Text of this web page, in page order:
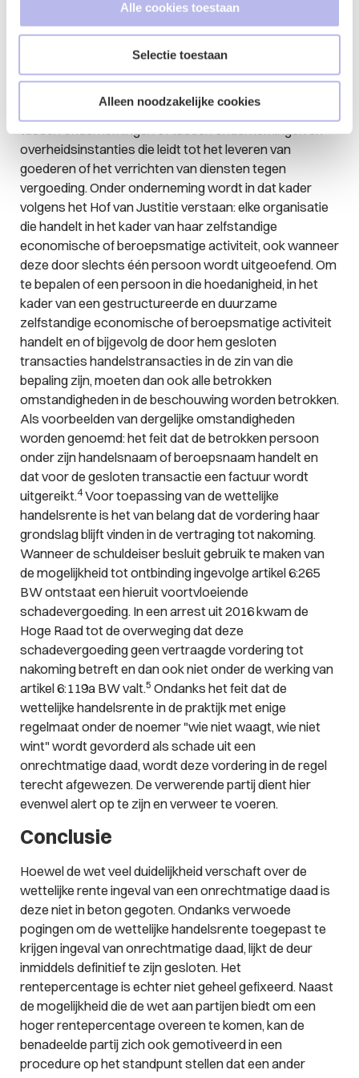
Alle cookies toestaan
Selectie toestaan
Alleen noodzakelijke cookies
oktober 2017 meer duidelijkheid verschaft over de
toepasselijkheid van de wettelijke handelsrente. Het
Gerechtshof verwijst naar een eerdere uitspraak van
het Hof van Justitie van de Europese Unie van 15
'handelstransactie' gedefinieerd als iedere transactie
overheidsinstanties die leidt tot het leveren van
goederen of het verrichten van diensten tegen
vergoeding. Onder onderneming wordt in dat kader
volgens het Hof van Justitie verstaan: elke organisatie
die handelt in het kader van haar zelfstandige
economische of beroepsmatige activiteit, ook wanneer
deze door slechts één persoon wordt uitgeoefend. Om
te bepalen of een persoon in die hoedanigheid, in het
kader van een gestructureerde en duurzame
zelfstandige economische of beroepsmatige activiteit
handelt en of bijgevolg de door hem gesloten
transacties handelstransacties in de zin van die
bepaling zijn, moeten dan ook alle betrokken
omstandigheden in de beschouwing worden betrokken.
Als voorbeelden van dergelijke omstandigheden
worden genoemd: het feit dat de betrokken persoon
onder zijn handelsnaam of beroepsnaam handelt en
dat voor de gesloten transactie een factuur wordt
uitgereikt.4Voor toepassing van de wettelijke
handelsrente is het van belang dat de vordering haar
grondslag blijft vinden in de vertraging tot nakoming.
Wanneer de schuldeiser besluit gebruik te maken van
de mogelijkheid tot ontbinding ingevolge artikel 6:265
BW ontstaat een hieruit voortvloeiende
schadevergoeding. In een arrest uit 2016 kwam de
Hoge Raad tot de overweging dat deze
schadevergoeding geen vertraagde vordering tot
nakoming betreft en dan ook niet onder de werking van
artikel 6:119a BW valt.5 Ondanks het feit dat de
wettelijke handelsrente in de praktijk met enige
regelmaat onder de noemer "wie niet waagt, wie niet
wint" wordt gevorderd als schade uit een
onrechtmatige daad, wordt deze vordering in de regel
terecht afgewezen. De verwerende partij dient hier
evenwel alert op te zijn en verweer te voeren.
Conclusie
Hoewel de wet veel duidelijkheid verschaft over de
wettelijke rente ingeval van een onrechtmatige daad is
deze niet in beton gegoten. Ondanks verwoede
pogingen om de wettelijke handelsrente toegepast te
krijgen ingeval van onrechtmatige daad, lijkt de deur
inmiddels definitief te zijn gesloten. Het
rentepercentage is echter niet geheel gefixeerd. Naast
de mogelijkheid die de wet aan partijen biedt om een
hoger rentepercentage overeen te komen, kan de
benadeelde partij zich ook gemotiveerd in een
procedure op het standpunt stellen dat een ander